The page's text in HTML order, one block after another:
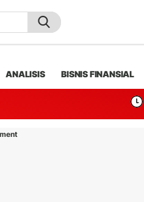
ANALISIS BISNIS FINANSIAL